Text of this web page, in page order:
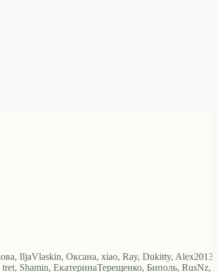
IljaVlaskin, Оксана, xiao, Ray, Dukitty, Alex2013,
Shamin, ЕкатеринаТерещенко, Биполь, RusNz,